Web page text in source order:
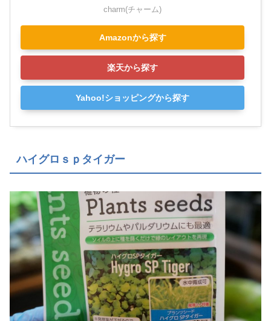
charm(チャーム)
Amazonから探す
楽天から探す
Yahoo!ショッピングから探す
ハイグロｓｐタイガー